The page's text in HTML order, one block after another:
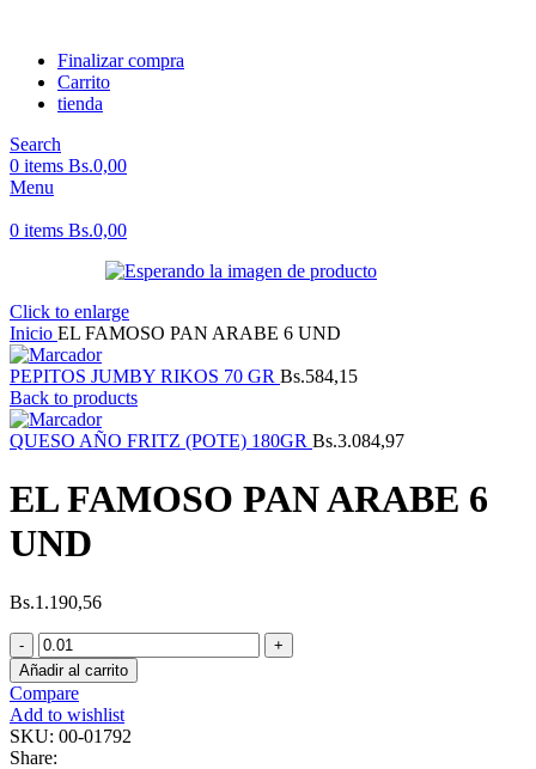
Finalizar compra
Carrito
tienda
Search
0 items Bs.0,00
Menu
0 items Bs.0,00
Click to enlarge
Inicio EL FAMOSO PAN ARABE 6 UND
PEPITOS JUMBY RIKOS 70 GR Bs.584,15
Back to products
QUESO AÑO FRITZ (POTE) 180GR Bs.3.084,97
EL FAMOSO PAN ARABE 6
UND
Bs.1.190,56
Añadir al carrito
Compare
Add to wishlist
SKU: 00-01792
Share: